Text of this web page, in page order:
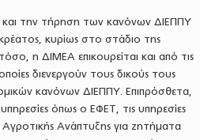
και την τήρηση των κανόνων ΔΙΕΠΠΥ
κυρίως στο στάδιο της
η ΔΙΜΕΑ επικουρείται και από τις
διενεργούν τους δικούς τους
κανόνων ΔΙΕΠΠΥ. Επιπρόσθετα,
όπως ο ΕΦΕΤ, τις υπηρεσίες
Αγροτικής Ανάπτυξης για ζητήματα